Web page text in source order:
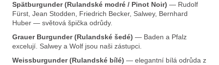
Spätburgunder (Rulandské modré / Pinot Noir) — Rudolf
Fürst, Jean Stodden, Friedrich Becker, Salwey, Bernhard
Huber — světová špička odrůdy.
Grauer Burgunder (Rulandské šedé) — Baden a Pfalz
excelují. Salwey a Wolf jsou naši zástupci.
Weissburgunder (Rulandské bílé) — elegantní bílá odrůda z